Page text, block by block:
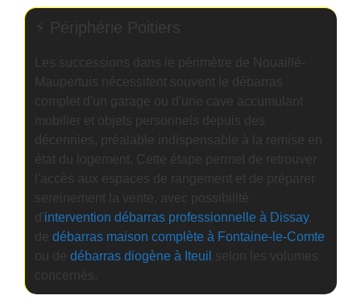
⚡ Périphérie Poitiers
Les successions dans le périmètre de Nouaillé-
Maupertuis nécessitent souvent le débarras
complet d'un garage ou d'une cave accumulant
mobilier et objets personnels depuis des
décennies, préalable indispensable à la remise en
état du logement. Cette étape permet de retrouver
l'accès aux espaces de rangement et de préparer
sereinement la vente, avec possibilité
d'intervention débarras professionnelle à Dissay,
de débarras maison complète à Fontaine-le-Comte
ou de débarras diogène à Iteuil selon les volumes
concernés.